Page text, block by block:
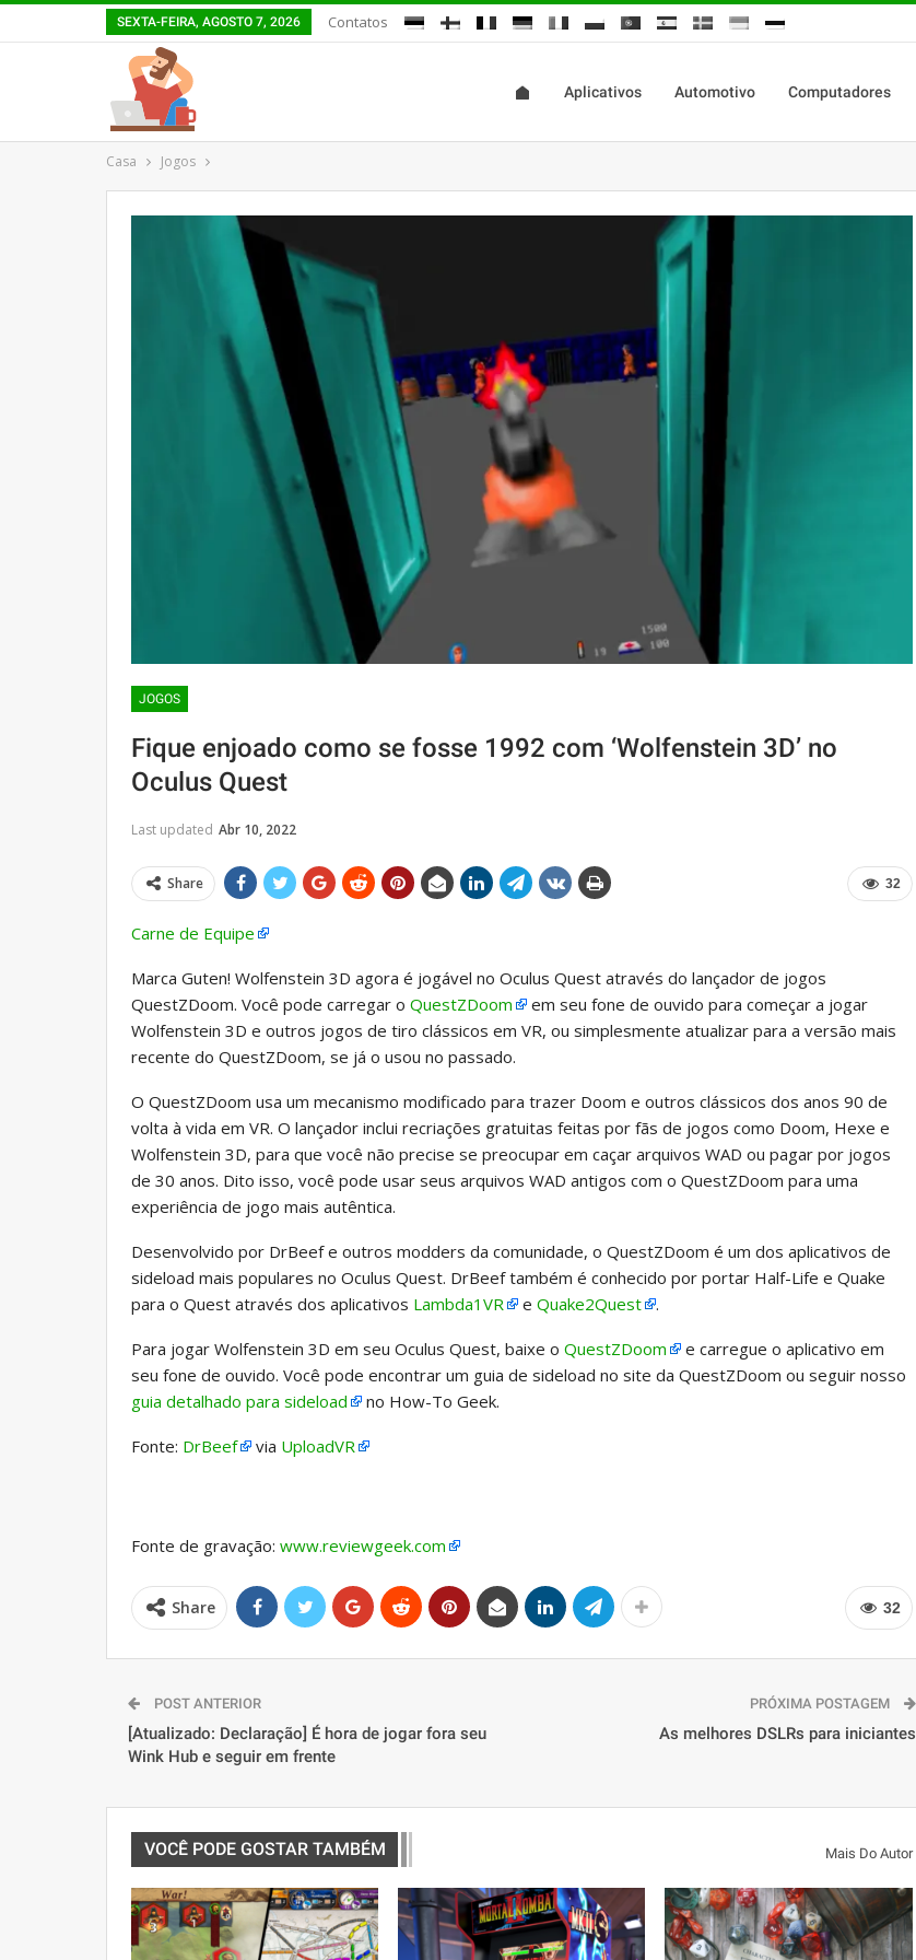
SEXTA-FEIRA, AGOSTO 7, 2026 Contatos
Aplicativos Automotivo Computadores
Casa Jogos
JOGOS
Fique enjoado como se fosse 1992 com ‘Wolfenstein 3D’ no
Oculus Quest
Last updated Abr 10, 2022
32
Share
Carne de Equipe
Marca Guten! Wolfenstein 3D agora é jogável no Oculus Quest através do lançador de jogos
QuestZDoom. Você pode carregar o QuestZDoom
em seu fone de ouvido para começar a jogar
Wolfenstein 3D e outros jogos de tiro clássicos em VR, ou simplesmente atualizar para a versão mais
recente do QuestZDoom, se já o usou no passado.
O QuestZDoom usa um mecanismo modificado para trazer Doom e outros clássicos dos anos 90 de
volta à vida em VR. O lançador inclui recriações gratuitas feitas por fãs de jogos como Doom, Hexe e
Wolfenstein 3D, para que você não precise se preocupar em caçar arquivos WAD ou pagar por jogos
de 30 anos. Dito isso, você pode usar seus arquivos WAD antigos com o QuestZDoom para uma
experiência de jogo mais autêntica.
Desenvolvido por DrBeef e outros modders da comunidade, o QuestZDoom é um dos aplicativos de
sideload mais populares no Oculus Quest. DrBeef também é conhecido por portar Half-Life e Quake
para o Quest através dos aplicativos Lambda1VR e Quake2Quest .
Para jogar Wolfenstein 3D em seu Oculus Quest, baixe o QuestZDoom
e carregue o aplicativo em
seu fone de ouvido. Você pode encontrar um guia de sideload no site da QuestZDoom ou seguir nosso
guia detalhado para sideload
no How-To Geek.
Fonte: DrBeef via UploadVR
Fonte de gravação: www.reviewgeek.com
32
Share
POST ANTERIOR
[Atualizado: Declaração] É hora de jogar fora seu
Wink Hub e seguir em frente
PRÓXIMA POSTAGEM
As melhores DSLRs para iniciantes
VOCÊ PODE GOSTAR TAMBÉM Mais Do Autor